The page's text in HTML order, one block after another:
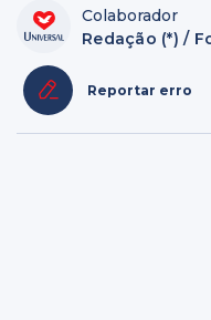
Colaborador
Redação (*) /
Reportar erro